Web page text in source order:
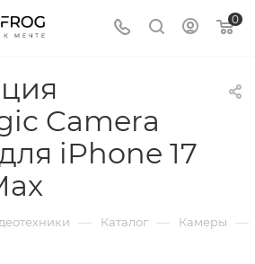
0
Camera
iPhone 17
— Каталог — Камеры —